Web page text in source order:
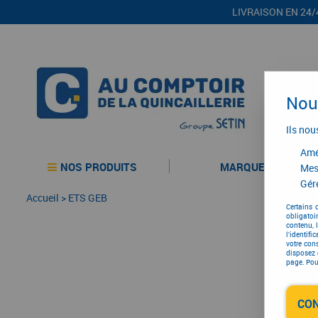
LIVRAISON EN 24/
NOS PRODUITS MARQUES
Accueil > ETS GEB
Ils
Certains
contenu,
votre
disposez
page.